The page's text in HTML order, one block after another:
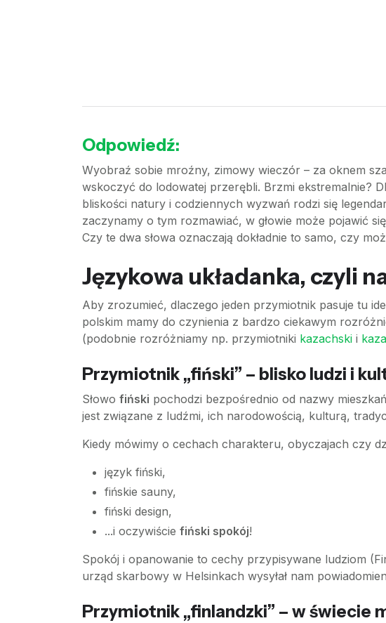
Odpowiedź:
Wyobraź sobie mroźny, zimowy wieczór – za oknem
wskoczyć do lodowatej przerębli. Brzmi ekstremalnie?
bliskości natury i codziennych wyzwań rodzi się
zaczynamy o tym rozmawiać, w głowie może pojawić
Czy te dwa słowa oznaczają dokładnie to samo, czy
Językowa układanka, czyli
Aby zrozumieć, dlaczego jeden przymiotnik pasuje tu
polskim mamy do czynienia z bardzo ciekawym
(podobnie rozróżniamy np. przymiotniki kazachski i
Przymiotnik „fiński” – blisko ludzi i
Słowo fiński pochodzi bezpośrednio od nazwy
jest związane z ludźmi, ich narodowością, kulturą,
Kiedy mówimy o cechach charakteru, obyczajach czy
język fiński,
fińskie sauny,
fiński design,
...i oczywiście fiński spokój!
Spokój i opanowanie to cechy przypisywane ludziom
urząd skarbowy w Helsinkach wysyłał nam
Przymiotnik „finlandzki” – w świecie